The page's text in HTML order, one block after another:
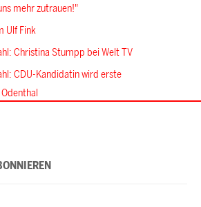
mehr zutrauen!"
Ulf Fink
Christina Stumpp bei Welt TV
CDU-Kandidatin wird erste